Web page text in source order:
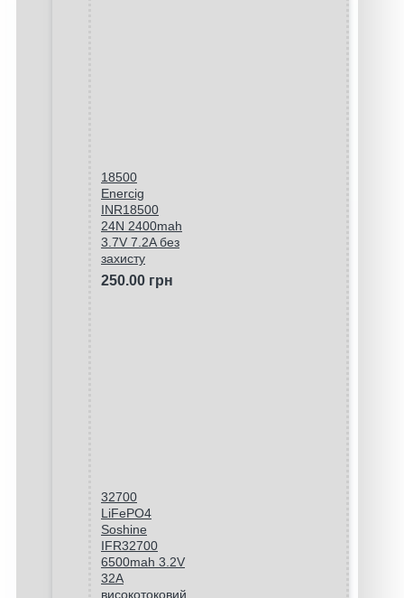
18500
Enercig
INR18500
24N 2400mah
3.7V 7.2A без
захисту
250.00 грн
32700
LiFePO4
Soshine
IFR32700
6500mah 3.2V
32A
високотоковий